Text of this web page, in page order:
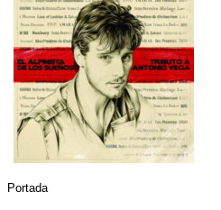
Portada